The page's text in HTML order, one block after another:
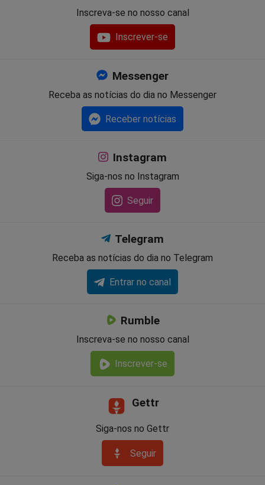
Inscreva-se no nosso canal
Inscrever-se
Messenger
Receba as notícias do dia no Messenger
Receber notícias
Instagram
Siga-nos no Instagram
Seguir
Telegram
Receba as notícias do dia no Telegram
Entrar no canal
Rumble
Inscreva-se no nosso canal
Inscrever-se
Gettr
Siga-nos no Gettr
Seguir